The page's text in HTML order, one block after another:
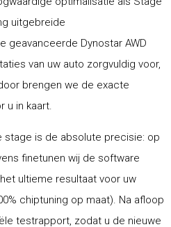
uitgebreide
geavanceerde Dynostar AWD
van uw auto zorgvuldig voor,
brengen we de exacte
u in kaart.
stage is de absolute precisie: op
finetunen wij de software
ultieme resultaat voor uw
chiptuning op maat). Na afloop
testrapport, zodat u de nieuwe